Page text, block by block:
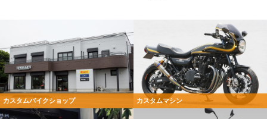
カスタムバイクショップ カスタムマシン